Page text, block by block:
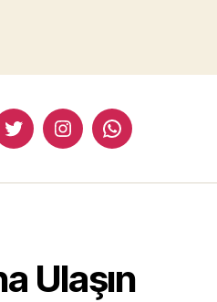
twitter:halityesil
instagram:halityesil
whatsapp:0545
82
Ulaşın